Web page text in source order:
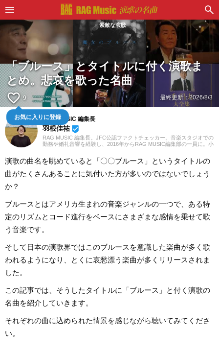
素敵な演歌
「ブルース」とタイトルに付く演歌ま
とめ。悲哀を歌った名曲
favorite_border 9
お気に入りに登録
最終更新：2026/8/3
RAG MUSIC 編集長
羽根佳祐 beenhere
RAG MUSIC 編集長。JFC公認ファクトチェッカー。音楽スタジオでの
勤務や婚礼音響を経験し、2016年からRAG MUSIC編集部の一員に。小
バンドでドラムと、さまざまな楽器を経験。各種楽曲紹介記事をはじ
め、各地の音楽フェスの紹介記事やライブレポートなど、自身の音楽
活動やこれまでの業務で培った経験を元に日々記事を制作していま
す。音楽は国内外のロックはもちろん、最近ではJ-POPも広く好んで
演歌の曲名を眺めていると「〇〇ブルース」というタイトルの
曲がたくさんあることに気付いた方が多いのではないでしょう
か？
ブルースとはアメリカ生まれの音楽ジャンルの一つで、ある特
定のリズムとコード進行をベースにさまざまな感情を乗せて歌
う音楽です。
そして日本の演歌界ではこのブルースを意識した楽曲が多く歌
われるようになり、とくに哀愁漂う楽曲が多くリリースされま
した。
この記事では、そうしたタイトルに「ブルース」と付く演歌の
名曲を紹介していきます。
それぞれの曲に込められた情景を感じながら聴いてみてくださ
い。